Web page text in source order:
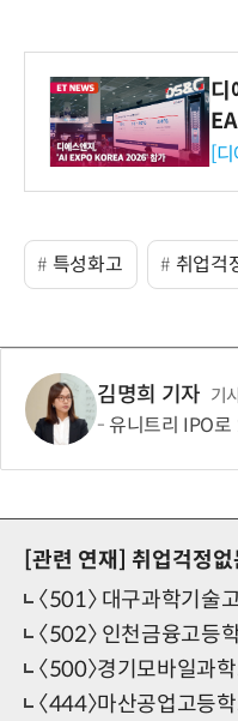
디
생
[
특성화고 취업걱
김명희 기자 기
유니트리 IPO로 1.3조 조
[관련 연재]
취업걱정
〈501〉 대구과학기술
〈502〉 인천금융고등
〈500〉경기모바일과
〈444〉마산공업고등